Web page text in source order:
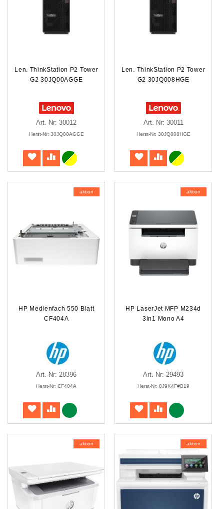
Len. ThinkStation P2 Tower
G2 30JQ00AGGE
Art.-Nr: 30012
Herst-Nr: 30JQ00AGGE
Len. ThinkStation P2 Tower
G2 30JQ008HGE
Art.-Nr: 30011
Herst-Nr: 30JQ008HGE
aktion
HP Medienfach 550 Blatt
CF404A
Art.-Nr: 28396
Herst-Nr: CF404A
aktion
HP LaserJet MFP M234d
3in1 Mono A4
Art.-Nr: 29493
Herst-Nr: 8J9K4F#B19
aktion aktion